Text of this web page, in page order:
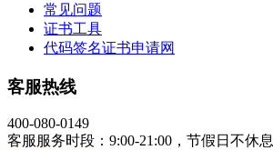
常见问题
证书工具
代码签名证书申请网
客服热线
400-080-0149
客服服务时段：9:00-21:00，节假日不休息